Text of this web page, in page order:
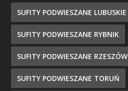
SUFITY PODWIESZANE LUBUSKIE
SUFITY PODWIESZANE RYBNIK
SUFITY PODWIESZANE RZESZÓW
SUFITY PODWIESZANE TORUŃ